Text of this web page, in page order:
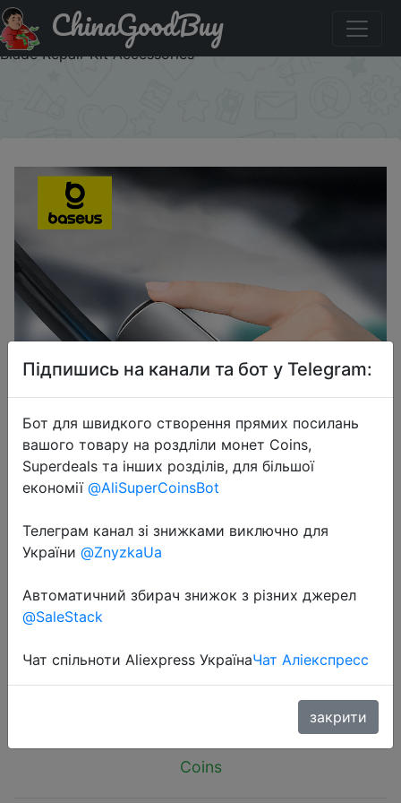
Знижка на Baseus Car Wiper Blade Repair Universal Auto
Windshield Wiper Refurbish Tool Car Windshield Wiper
Blade Repair Kit Accessories
ChinaGoodBuy
2024-06-17
Baseus Car Wiper Blade Repair
Refurbish Tool Car Windshield Wiper
Blade Repair Kit Accessories
$1.21
Coins
Підпишись на канали та бот у Telegram:
Бот для швидкого створення прямих посилань
вашого товару на роздліли монет Coins,
Superdeals та інших розділів, для більшої
економії @AliSuperCoinsBot
Телеграм канал зі знижками виключно для
України @ZnyzkaUa
Автоматичний збирач знижок з різних джерел
@SaleStack
Чат спільноти Aliexpress УкраїнаЧат Аліекспресс
закрити